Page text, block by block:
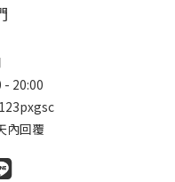
- 20:00
內回覆